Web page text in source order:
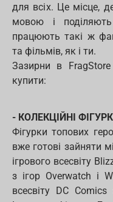
для всіх. Це місце,
мовою і
працюють такі ж
та фільмів, як і ти.
Зазирни в
купити:
- КОЛЕКЦІЙНІ
Фігурки топових
вже готові зайняти
ігрового всесвіту
з ігор Overwatch і
всесвіту DC